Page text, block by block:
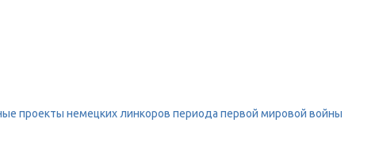
проекты немецких линкоров периода первой мировой войны